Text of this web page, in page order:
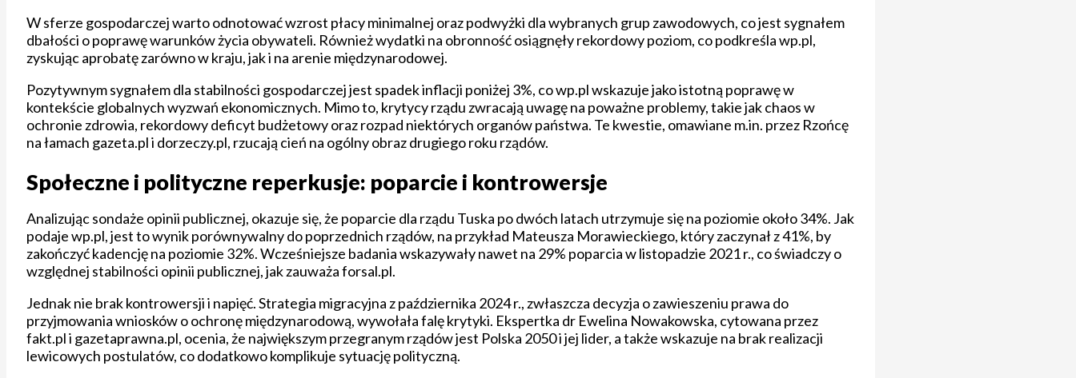
W sferze gospodarczej warto odnotować wzrost płacy minimalnej oraz podwyżki dla wybranych grup zawodowych, co jest sygnałem
dbałości o poprawę warunków życia obywateli. Również wydatki na obronność osiągnęły rekordowy poziom, co podkreśla wp.pl,
zyskując aprobatę zarówno w kraju, jak i na arenie międzynarodowej.
Pozytywnym sygnałem dla stabilności gospodarczej jest spadek inflacji poniżej 3%, co wp.pl wskazuje jako istotną poprawę w
kontekście globalnych wyzwań ekonomicznych. Mimo to, krytycy rządu zwracają uwagę na poważne problemy, takie jak chaos w
ochronie zdrowia, rekordowy deficyt budżetowy oraz rozpad niektórych organów państwa. Te kwestie, omawiane m.in. przez Rzońcę
na łamach gazeta.pl i dorzeczy.pl, rzucają cień na ogólny obraz drugiego roku rządów.
Społeczne i polityczne reperkusje: poparcie i kontrowersje
Analizując sondaże opinii publicznej, okazuje się, że poparcie dla rządu Tuska po dwóch latach utrzymuje się na poziomie około 34%. Jak
podaje wp.pl, jest to wynik porównywalny do poprzednich rządów, na przykład Mateusza Morawieckiego, który zaczynał z 41%, by
zakończyć kadencję na poziomie 32%. Wcześniejsze badania wskazywały nawet na 29% poparcia w listopadzie 2021 r., co świadczy o
względnej stabilności opinii publicznej, jak zauważa forsal.pl.
Jednak nie brak kontrowersji i napięć. Strategia migracyjna z października 2024 r., zwłaszcza decyzja o zawieszeniu prawa do
przyjmowania wniosków o ochronę międzynarodową, wywołała falę krytyki. Ekspertka dr Ewelina Nowakowska, cytowana przez
fakt.pl i gazetaprawna.pl, ocenia, że największym przegranym rządów jest Polska 2050 i jej lider, a także wskazuje na brak realizacji
lewicowych postulatów, co dodatkowo komplikuje sytuację polityczną.